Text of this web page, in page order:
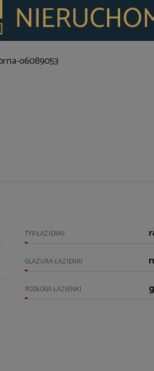
o6089053
TYP ŁAZIENKI
GLAZURA ŁAZIENKI
PODŁOGA ŁAZIENKI